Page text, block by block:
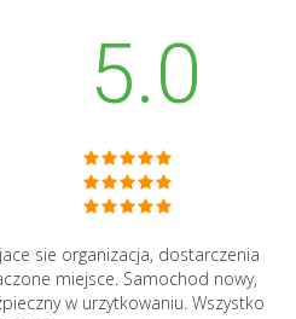
5.0
sie organizacja, dostarczenia
miejsce. Samochod nowy,
w urzytkowaniu. Wszystko